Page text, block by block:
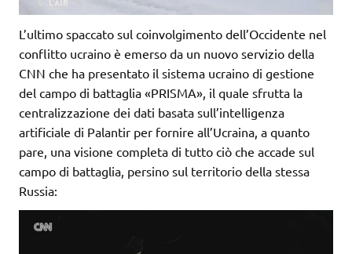
L’ultimo spaccato sul coinvolgimento dell’Occidente nel
conflitto ucraino è emerso da un nuovo servizio della
CNN che ha presentato il sistema ucraino di gestione
del campo di battaglia «PRISMA», il quale sfrutta la
centralizzazione dei dati basata sull’intelligenza
artificiale di Palantir per fornire all’Ucraina, a quanto
pare, una visione completa di tutto ciò che accade sul
campo di battaglia, persino sul territorio della stessa
Russia: